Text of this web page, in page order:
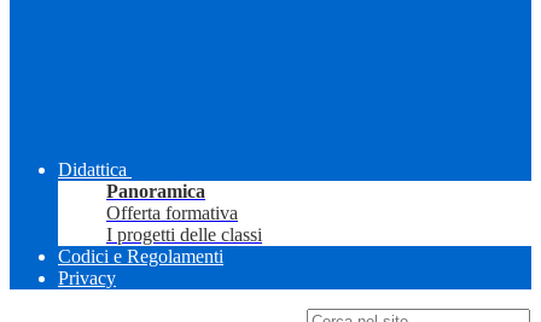
Didattica
Panoramica
Offerta formativa
I progetti delle classi
Codici e Regolamenti
Privacy